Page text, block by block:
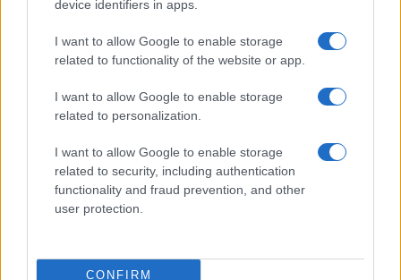
device identifiers in apps.
I want to allow Google to enable storage
related to functionality of the website or app.
I want to allow Google to enable storage
related to personalization.
I want to allow Google to enable storage
related to security, including authentication
functionality and fraud prevention, and other
user protection.
CONFIRM
Turiste si perdono a Tavolara: salvate dai vigili
del fuoco
Meteo Olbia 6 agosto, migliora il tempo in
Gallura
Incidente Olbia, poliziotto in vacanza salva 6
persone: due bimbi tra i feriti
alle 5